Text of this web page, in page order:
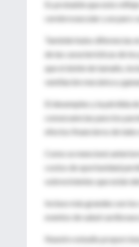
Es probable que esto
cerebrovascular y un paro
También hubo
de las características de
que el doble de tamaño,
ventilación mecánica y
El desempleo y la pérdida
consecuencias para los
efectos financieros de
Como se mencionó
costos de oportunidad
sobrevivientes que están
Incluso más grandes son
eventos de salud
Nuestro estudio